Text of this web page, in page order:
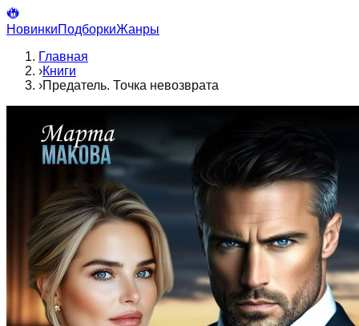
НовинкиПодборкиЖанры
Главная
›Книги
›Предатель. Точка невозврата